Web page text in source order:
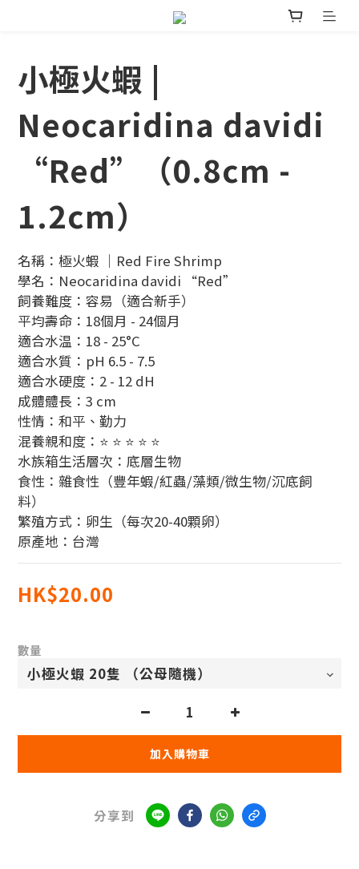
小極火蝦 |
Neocaridina davidi
“Red”（0.8cm -
1.2cm）
名稱：極火蝦 ｜Red Fire Shrimp
學名：Neocaridina davidi “Red”
飼養難度：容易（適合新手）
平均壽命：18個月 - 24個月
適合水温：18 - 25°C
適合水質：pH 6.5 - 7.5
適合水硬度：2 - 12 dH
成體體長：3 cm
性情：和平、勤力
混養親和度：⭐ ⭐ ⭐ ⭐ ⭐
水族箱生活層次：底層生物
食性：雜食性（豐年蝦/紅蟲/藻類/微生物/沉底飼
料）
繁殖方式：卵生（每次20-40顆卵）
原產地：台灣
HK$20.00
數量
加入購物車
分享到